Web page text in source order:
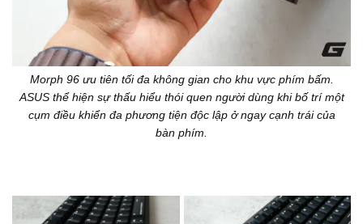
Morph 96 ưu tiên tối đa không gian cho khu vực phím bấm.
ASUS thể hiện sự thấu hiểu thói quen người dùng khi bố trí một
cụm điều khiển đa phương tiện độc lập ở ngay cạnh trái của
bàn phím.